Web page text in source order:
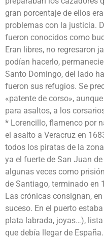
gran porcentaje de ellos
problemas con la justicia.
fueron conocidos como
Eran libres, no regresaron
podían hacerlo,
Santo Domingo, del lado
fueron sus refugios. Se
«patente de corso»,
para asaltos, a los
* Lorencillo, flamenco por
el asalto a Veracruz en
todos los piratas de la
ya el fuerte de San Juan
algunas veces como
de Santiago, terminado en
Las crónicas consignan,
suceso. En el puerto
plata labrada, joyas…),
que debía llegar de